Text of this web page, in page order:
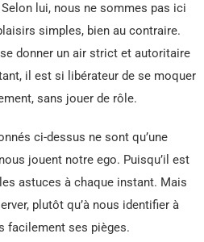
Selon lui, nous ne sommes pas ici
simples, bien au contraire.
donner un air strict et autoritaire
il est si libérateur de se moquer
sans jouer de rôle.
ci-dessus ne sont qu’une
jouent notre ego. Puisqu’il est
astuces à chaque instant. Mais
plutôt qu’à nous identifier à
facilement ses pièges.